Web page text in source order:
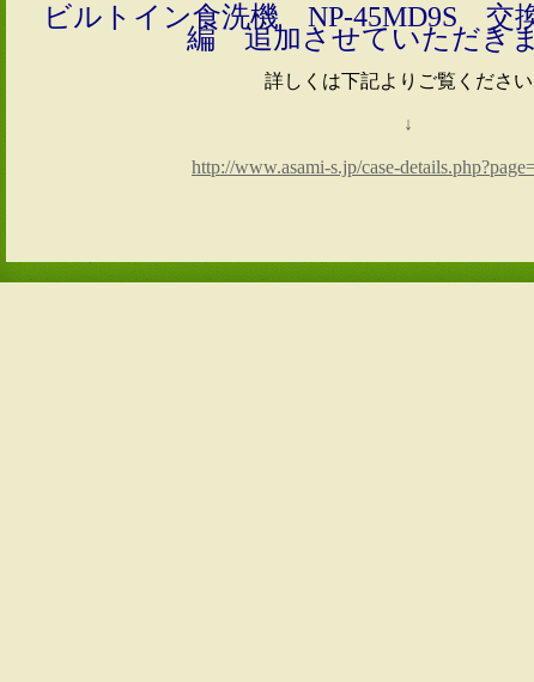
ビルトイン食洗機 NP-45MD9S 交
編 追加させていただきま
詳しくは下記よりご覧ください
↓
http://www.asami-s.jp/case-